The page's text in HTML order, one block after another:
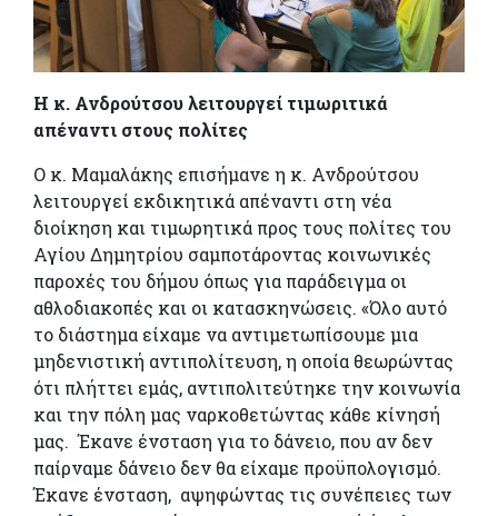
Η κ. Ανδρούτσου λειτουργεί τιμωριτικά
απέναντι στους πολίτες
Ο κ. Μαμαλάκης επισήμανε η κ. Ανδρούτσου
λειτουργεί εκδικητικά απέναντι στη νέα
διοίκηση και τιμωρητικά προς τους πολίτες του
Αγίου Δημητρίου σαμποτάροντας κοινωνικές
παροχές του δήμου όπως για παράδειγμα οι
αθλοδιακοπές και οι κατασκηνώσεις. «Όλο αυτό
το διάστημα είχαμε να αντιμετωπίσουμε μια
μηδενιστική αντιπολίτευση, η οποία θεωρώντας
ότι πλήττει εμάς, αντιπολιτεύτηκε την κοινωνία
και την πόλη μας ναρκοθετώντας κάθε κίνησή
μας. Έκανε ένσταση για το δάνειο, που αν δεν
παίρναμε δάνειο δεν θα είχαμε προϋπολογισμό.
Έκανε ένσταση, αψηφώντας τις συνέπειες των